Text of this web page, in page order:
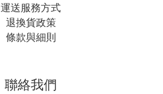
運送服務方式
退換貨政策
條款與細則
聯絡我們